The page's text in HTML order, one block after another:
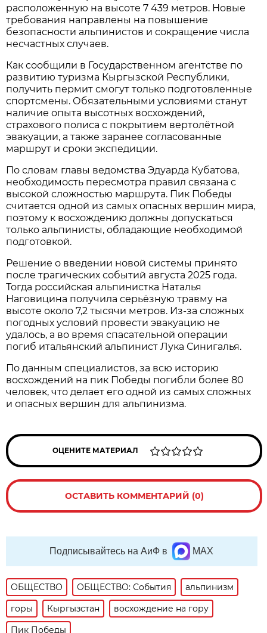
расположенную на высоте 7 439 метров. Новые
требования направлены на повышение
безопасности альпинистов и сокращение числа
несчастных случаев.
Как сообщили в Государственном агентстве по
развитию туризма Кыргызской Республики,
получить пермит смогут только подготовленные
спортсмены. Обязательными условиями станут
наличие опыта высотных восхождений,
страхового полиса с покрытием вертолётной
эвакуации, а также заранее согласованные
маршрут и сроки экспедиции.
По словам главы ведомства Эдуарда Кубатова,
необходимость пересмотра правил связана с
высокой сложностью маршрута. Пик Победы
считается одной из самых опасных вершин мира,
поэтому к восхождению должны допускаться
только альпинисты, обладающие необходимой
подготовкой.
Решение о введении новой системы принято
после трагических событий августа 2025 года.
Тогда российская альпинистка Наталья
Наговицина получила серьёзную травму на
высоте около 7,2 тысячи метров. Из-за сложных
погодных условий провести эвакуацию не
удалось, а во время спасательной операции
погиб итальянский альпинист Лука Синигалья.
По данным специалистов, за всю историю
восхождений на пик Победы погибли более 80
человек, что делает его одной из самых сложных
и опасных вершин для альпинизма.
ОЦЕНИТЕ МАТЕРИАЛ
ОСТАВИТЬ КОММЕНТАРИЙ (0)
Подписывайтесь на АиФ в MAX
ОБЩЕСТВО ОБЩЕСТВО: События
альпинизм
горы
Кыргызстан
восхождение на гору
Пик Победы